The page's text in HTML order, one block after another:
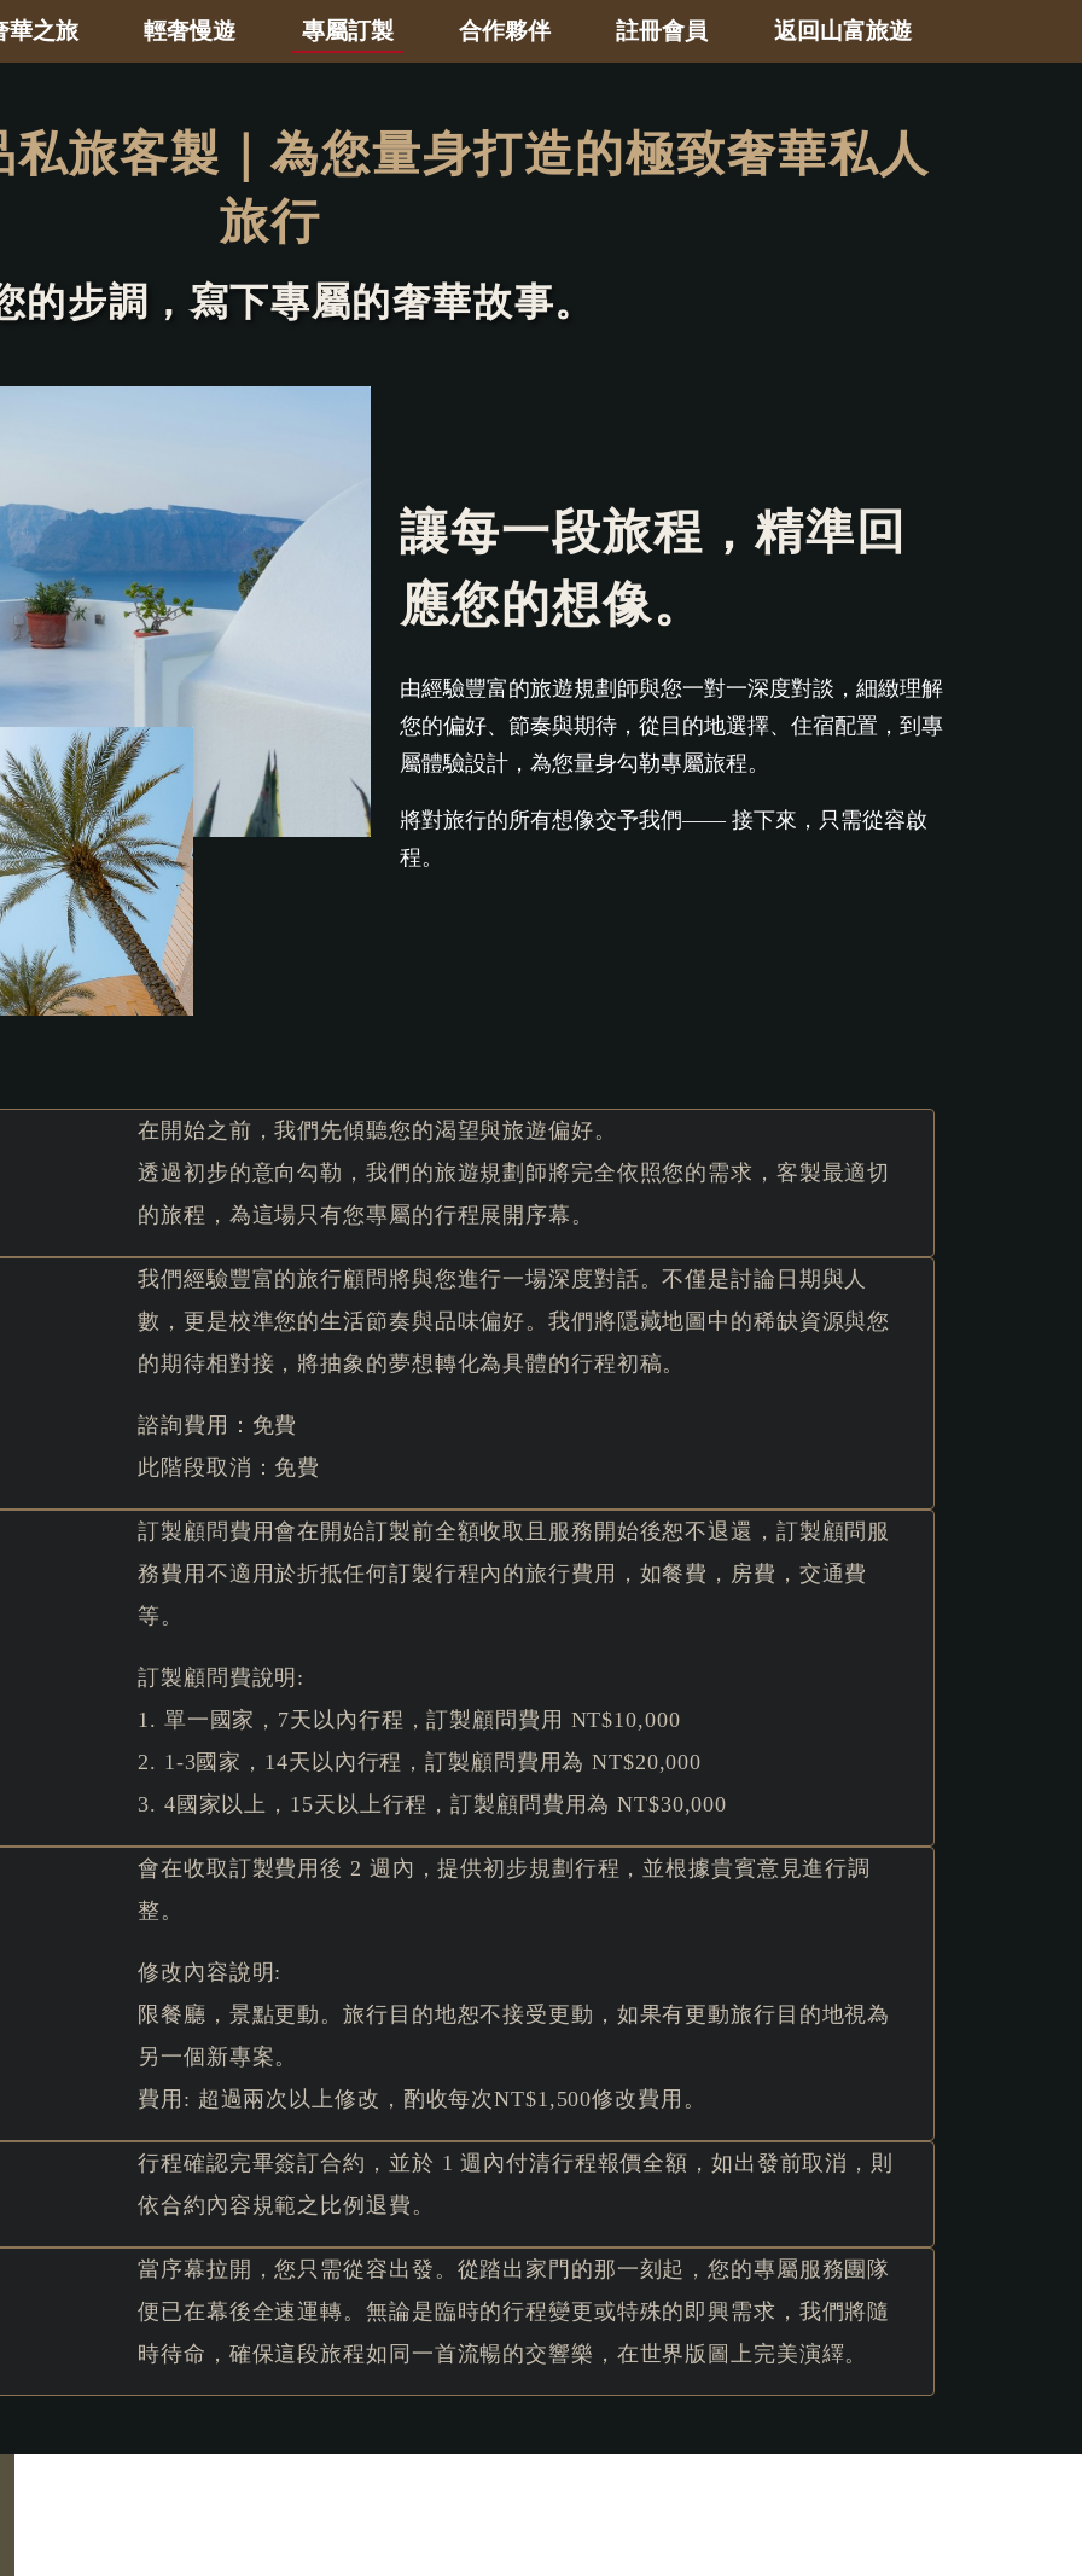
華之旅 輕奢慢遊 專屬訂製 合作夥伴 註冊會員 返回山富旅遊
旅客製｜ 為您量身打造的極致奢華私人
旅行
的步調，寫下專屬的奢華故事。
讓每一段旅程，精準回
應您的想像。
由經驗豐富的旅遊規劃師與您一對一深度對談，細緻理解
您的偏好、節奏與期待，從目的地選擇、住宿配置，到專
屬體驗設計，為您量身勾勒專屬旅程。
將對旅行的所有想像交予我們—— 接下來，只需從容啟
程。
在開始之前，我們先傾聽您的渴望與旅遊偏好。
透過初步的意向勾勒，我們的旅遊規劃師將完全依照您的需求，客製最適切
的旅程，為這場只有您專屬的行程展開序幕。
我們經驗豐富的旅行顧問將與您進行一場深度對話。不僅是討論日期與人
數，更是校準您的生活節奏與品味偏好。我們將隱藏地圖中的稀缺資源與您
的期待相對接，將抽象的夢想轉化為具體的行程初稿。
諮詢費用：免費
此階段取消：免費
訂製顧問費用會在開始訂製前全額收取且服務開始後恕不退還，訂製顧問服
務費用不適用於折抵任何訂製行程內的旅行費用，如餐費，房費，交通費
等。
訂製顧問費說明:
1. 單一國家，7天以內行程，訂製顧問費用 NT$10,000
2. 1-3國家，14天以內行程，訂製顧問費用為 NT$20,000
3. 4國家以上，15天以上行程，訂製顧問費用為 NT$30,000
會在收取訂製費用後 2 週內，提供初步規劃行程，並根據貴賓意見進行調
整。
修改內容說明:
限餐廳，景點更動。旅行目的地恕不接受更動，如果有更動旅行目的地視為
另一個新專案。
費用: 超過兩次以上修改，酌收每次NT$1,500修改費用。
行程確認完畢簽訂合約，並於 1 週內付清行程報價全額，如出發前取消，則
依合約內容規範之比例退費。
當序幕拉開，您只需從容出發。從踏出家門的那一刻起，您的專屬服務團隊
便已在幕後全速運轉。無論是臨時的行程變更或特殊的即興需求，我們將隨
時待命，確保這段旅程如同一首流暢的交響樂，在世界版圖上完美演繹。